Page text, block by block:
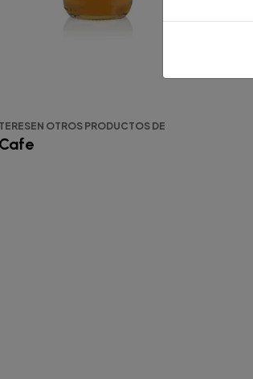
OTROS PRODUCTOS DE